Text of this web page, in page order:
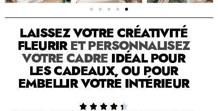
SOLUTION PAR THE LUXURY BOX & CO
LAISSEZ VOTRE CRÉATIVITÉ
FLEURIRET PERSONNALISEZ
VOTRE CADRE IDÉAL POUR
LES CADEAUX, OU POUR
EMBELLIR VOTRE INTÉRIEUR
    